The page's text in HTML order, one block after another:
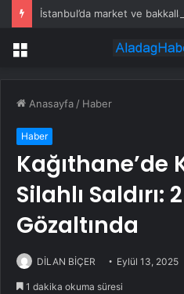
Menü
Anasayfa / Haber
Haber
Silahlı Saldırı:
Gözaltında
DİLAN BİÇER Eylül 13, 2025
1 dakika okuma süresi